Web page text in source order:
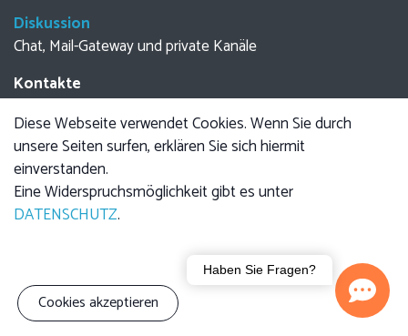
Diskussion
Chat, Mail-Gateway und private Kanäle
Kontakte
Zentralisierung Ihres Adressbuchs
Gerhard Franz Volkssternwarte
kurz: Astro-AG - betreibt die Sternwarte Tirschenreuth und
ermöglicht dem Besucher, jeden Freitag die Wunder des
Kosmos zu erforschen!
Diese Webseite verwendet Cookies. Wenn Sie durch
unsere Seiten surfen, erklären Sie sich hiermit
einverstanden.
Eine Widerspruchsmöglichkeit gibt es unter
DATENSCHUTZ.
Cookies akzeptieren
Haben Sie Fragen?